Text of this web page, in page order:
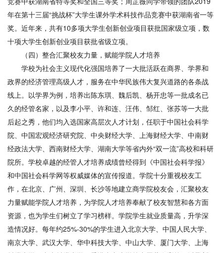
年在第十三届“挑战杯”大学生课外学术科技作品竞赛中获湖南省一等
奖。近年来，共有10多项大学生创新创业项目获批国家级立项，数
十项大学生创新创业项目获批省级立项。
（四）整合汇聚校友力量，赋能学院人才培养
学校为社会主义现代化强国培养了一大批活跃在商界、学界和
政界的经济管理高级人才，服务在中华民族伟大复兴道路的各条战
线上。以学界为例，培养出陈东琪、魏后凯、杨开忠等一批成名已
久的经管名家，以及李小平、许和连、汪伟、邹红、张苏等一大批
后起之秀，他们均入选国家高层次人才计划，任职于中国社会科学
院、中国宏观经济研究院、中央财经大学、上海财经大学、中南财
经政法大学、西南财经大学、湖南大学等省内外“双一流”高校和科研
院所。学校卓越的经管人才培养成绩曾经得到《中国社会科学报》
和中国社会科学网等权威媒体的宣传报道。学院十分重视校友工
作，在北京、广州、深圳、长沙等地建立商学院校友会，汇聚校友
力量赋能学院人才培养，为学院人才培养奉献了校友智慧和各方面
资源，也为学生们树立了学习榜样。学院学生就业质量高，升学深
造情况好。每年约25%-30%的学生进入北京大学、中国人民大学、
南京大学、武汉大学、华中科技大学、中山大学、厦门大学、上海